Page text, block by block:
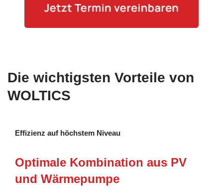
Die wichtigsten Vorteile von
WOLTICS
Effizienz auf höchstem Niveau
Optimale Kombination aus PV
und Wärmepumpe